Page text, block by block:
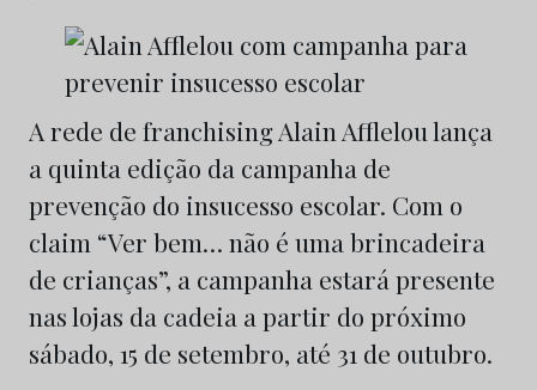
A rede de franchising Alain Afflelou lança
a quinta edição da campanha de
prevenção do insucesso escolar. Com o
claim “Ver bem… não é uma brincadeira
de crianças”, a campanha estará presente
nas lojas da cadeia a partir do próximo
sábado, 15 de setembro, até 31 de outubro.